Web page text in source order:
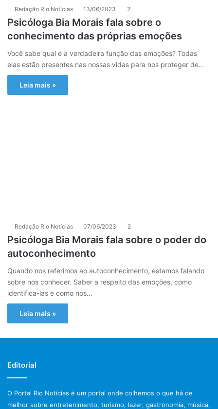
Redação Rio Notícias 13/06/2023 2
Psicóloga Bia Morais fala sobre o
conhecimento das próprias emoções
Você sabe qual é a verdadeira função das emoções? Todas
elas estão presentes nas nossas vidas para nos proteger de…
Leia mais »
Redação Rio Notícias 07/06/2023 2
Psicóloga Bia Morais fala sobre o poder do
autoconhecimento
Quando nos referimos ao autoconhecimento, estamos falando
sobre nos conhecer. Saber a respeito das emoções, como
identifica-las e como nos…
Leia mais »
Editorial
O Portal Rio Notícias é um portal onde colhemos o que há de
melhor sobre entretenimento, turismo, lazer, gastronomia, música,